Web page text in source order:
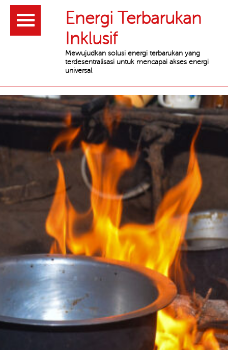
Header
Energi Terbarukan
Inklusif
Mewujudkan solusi energi terbarukan yang
terdesentralisasi untuk mencapai akses energi
universal
Main
content